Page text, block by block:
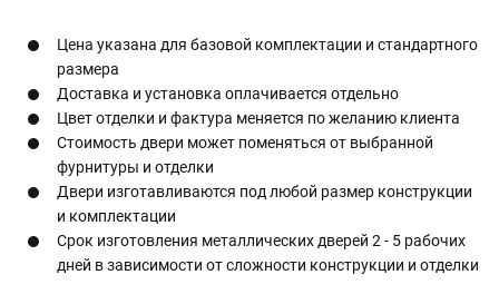
Цена указана для базовой комплектации и стандартного
размера
Доставка и установка оплачивается отдельно
Цвет отделки и фактура меняется по желанию клиента
Стоимость двери может поменяться от выбранной
фурнитуры и отделки
Двери изготавливаются под любой размер конструкции
и комплектации
Срок изготовления металлических дверей 2 - 5 рабочих
дней в зависимости от сложности конструкции и отделки